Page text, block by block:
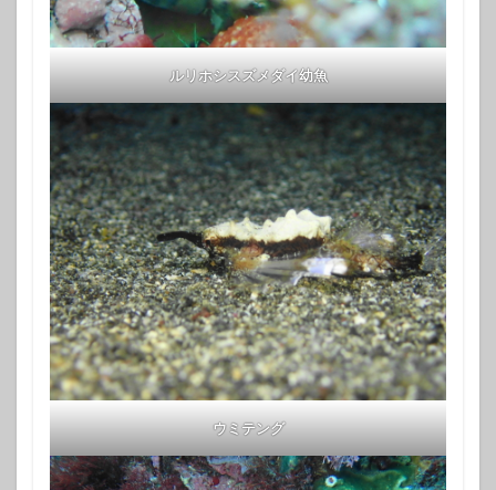
ルリホシスズメダイ幼魚
ウミテング